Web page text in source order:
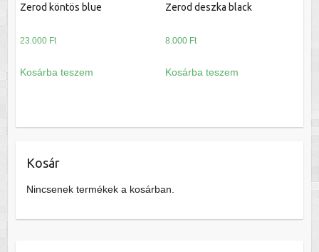
Zerod köntös blue
23.000 Ft
Kosárba teszem
Zerod deszka black
8.000 Ft
Kosárba teszem
Kosár
Nincsenek termékek a kosárban.